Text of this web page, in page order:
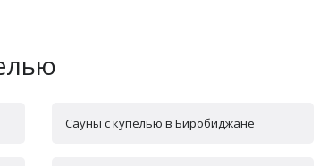
Сауны с купелью в Биробиджане